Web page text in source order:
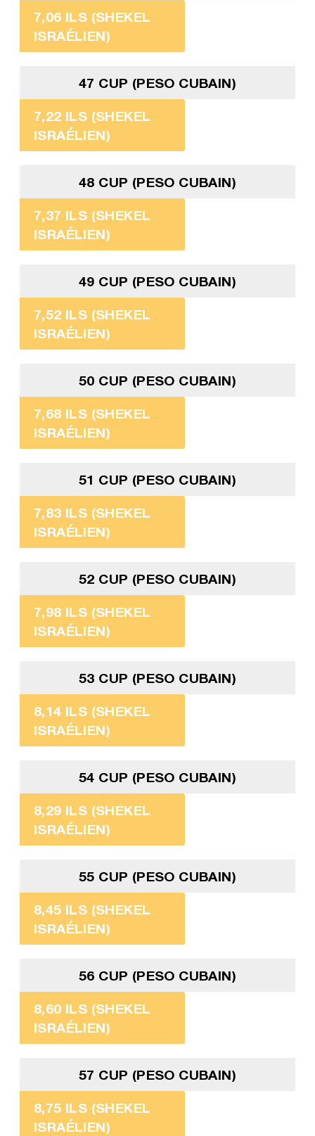
7,06 ILS (SHEKEL
ISRAÉLIEN)
47 CUP (PESO CUBAIN)
7,22 ILS (SHEKEL
ISRAÉLIEN)
48 CUP (PESO CUBAIN)
7,37 ILS (SHEKEL
ISRAÉLIEN)
49 CUP (PESO CUBAIN)
7,52 ILS (SHEKEL
ISRAÉLIEN)
50 CUP (PESO CUBAIN)
7,68 ILS (SHEKEL
ISRAÉLIEN)
51 CUP (PESO CUBAIN)
7,83 ILS (SHEKEL
ISRAÉLIEN)
52 CUP (PESO CUBAIN)
7,98 ILS (SHEKEL
ISRAÉLIEN)
53 CUP (PESO CUBAIN)
8,14 ILS (SHEKEL
ISRAÉLIEN)
54 CUP (PESO CUBAIN)
8,29 ILS (SHEKEL
ISRAÉLIEN)
55 CUP (PESO CUBAIN)
8,45 ILS (SHEKEL
ISRAÉLIEN)
56 CUP (PESO CUBAIN)
8,60 ILS (SHEKEL
ISRAÉLIEN)
57 CUP (PESO CUBAIN)
8,75 ILS (SHEKEL
ISRAÉLIEN)